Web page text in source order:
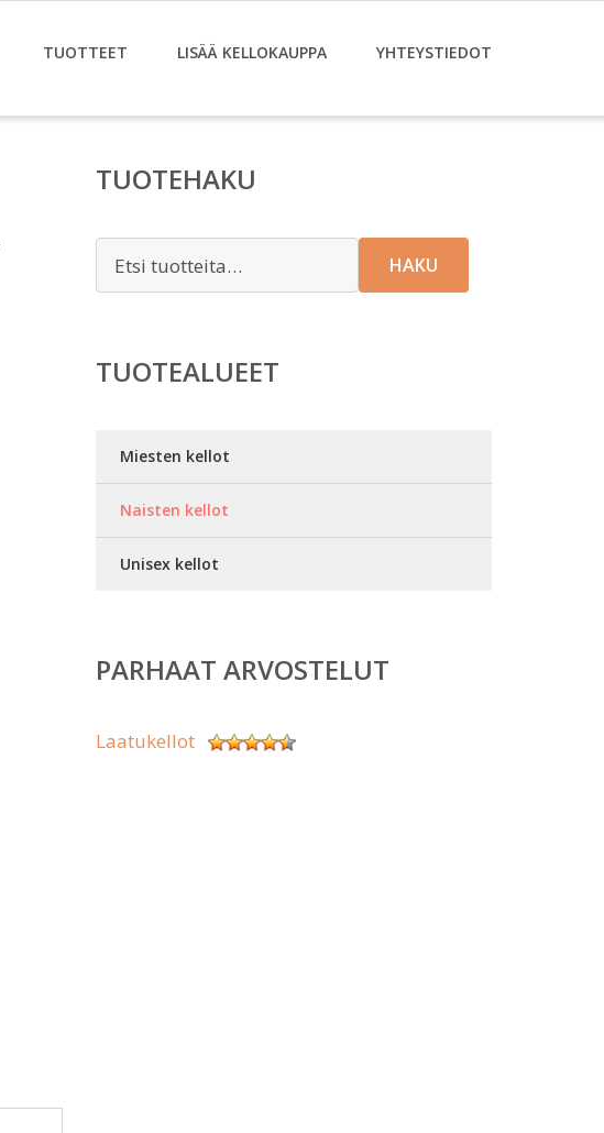
TUOTTEET LISÄÄ KELLOKAUPPA YHTEYSTIEDOT
TUOTEHAKU
HAKU
TUOTEALUEET
Miesten kellot
Naisten kellot
Unisex kellot
PARHAAT ARVOSTELUT
Laatukellot